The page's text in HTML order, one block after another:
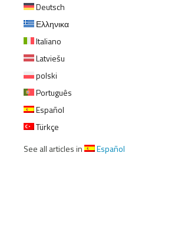
Deutsch
Ελληνικα
Italiano
Latviešu
polski
Português
Español
Türkçe
See all articles in
Español